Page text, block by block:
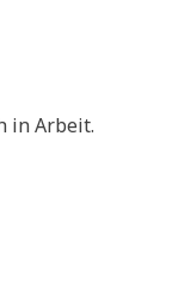
in Arbeit.